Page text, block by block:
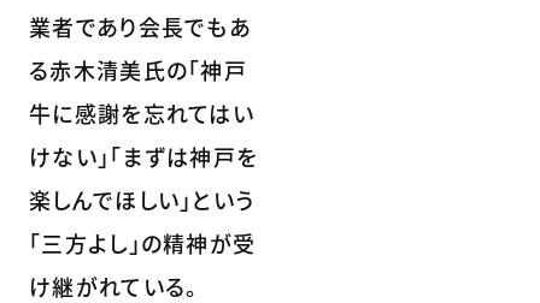
業者であり会長でもあ
る赤木清美氏の「神戸
牛に感謝を忘れてはい
けない」「まずは神戸を
楽しんでほしい」という
「三方よし」の精神が受
け継がれている。